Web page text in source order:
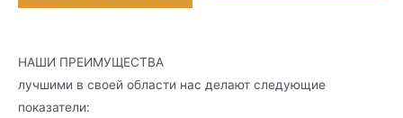
НАШИ ПРЕИМУЩЕСТВА
лучшими в своей области нас делают следующие
показатели: